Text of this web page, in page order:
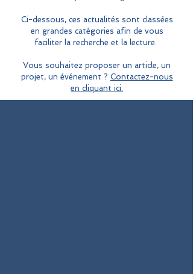
Ci-dessous, ces actualités sont classées
en grandes catégories afin de vous
faciliter la recherche et la lecture.
Vous souhaitez proposer un article, un
projet, un événement ? Contactez-nous
en cliquant ici.